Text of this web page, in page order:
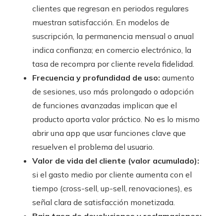
clientes que regresan en periodos regulares
muestran satisfacción. En modelos de
suscripción, la permanencia mensual o anual
indica confianza; en comercio electrónico, la
tasa de recompra por cliente revela fidelidad.
Frecuencia y profundidad de uso: aumento
de sesiones, uso más prolongado o adopción
de funciones avanzadas implican que el
producto aporta valor práctico. No es lo mismo
abrir una app que usar funciones clave que
resuelven el problema del usuario.
Valor de vida del cliente (valor acumulado):
si el gasto medio por cliente aumenta con el
tiempo (cross-sell, up-sell, renovaciones), es
señal clara de satisfacción monetizada.